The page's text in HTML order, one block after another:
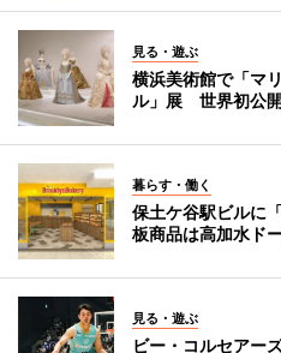
見る・遊ぶ
横浜美術館で「マ
ル」展 世界初公
暮らす・働く
保土ケ谷駅ビルに
板商品は高加水ド
見る・遊ぶ
ビー・コルセアー